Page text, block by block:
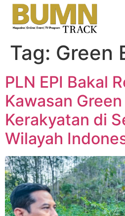
Tag: Green
PLN EPI Bakal
Kawasan
Kerakyatan di
Wilayah